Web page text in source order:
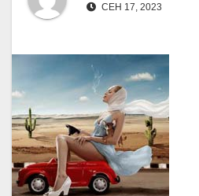
СЕН 17, 2023